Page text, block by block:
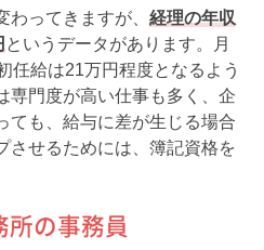
ってきますが、 経理の年収
というデータがあります。月
任給は21万円程度となるよう
専門度が高い仕事も多く、企
ても、給与に差が生じる場合
させるためには、簿記資格を
所の事務員